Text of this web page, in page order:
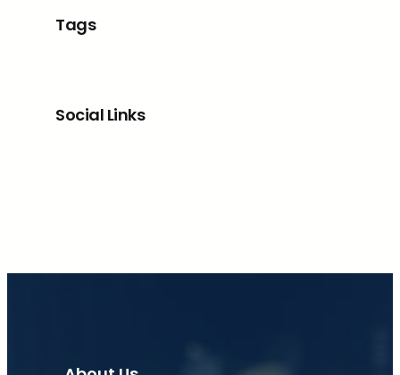
Tags
Social Links